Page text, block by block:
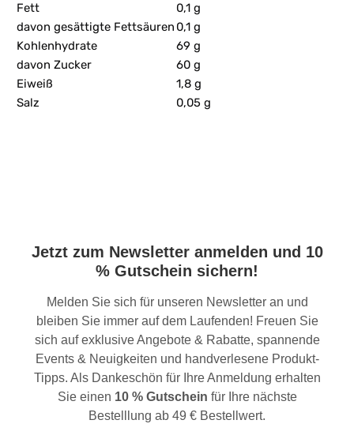
Fett
0,1 g
davon gesättigte Fettsäuren 0,1 g
Kohlenhydrate
69 g
davon Zucker
60 g
Eiweiß
1,8 g
Salz
0,05 g
Jetzt zum Newsletter anmelden und 10
% Gutschein sichern!
Melden Sie sich für unseren Newsletter an und
bleiben Sie immer auf dem Laufenden! Freuen Sie
sich auf exklusive Angebote & Rabatte, spannende
Events & Neuigkeiten und handverlesene Produkt-
Tipps. Als Dankeschön für Ihre Anmeldung erhalten
Sie einen 10 % Gutschein für Ihre nächste
Bestelllung ab 49 € Bestellwert.